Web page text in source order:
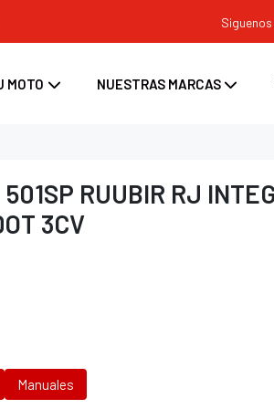
Siguenos:
MOTO NUESTRAS MARCAS
501SP RUUBIR RJ
3CV
Manuales